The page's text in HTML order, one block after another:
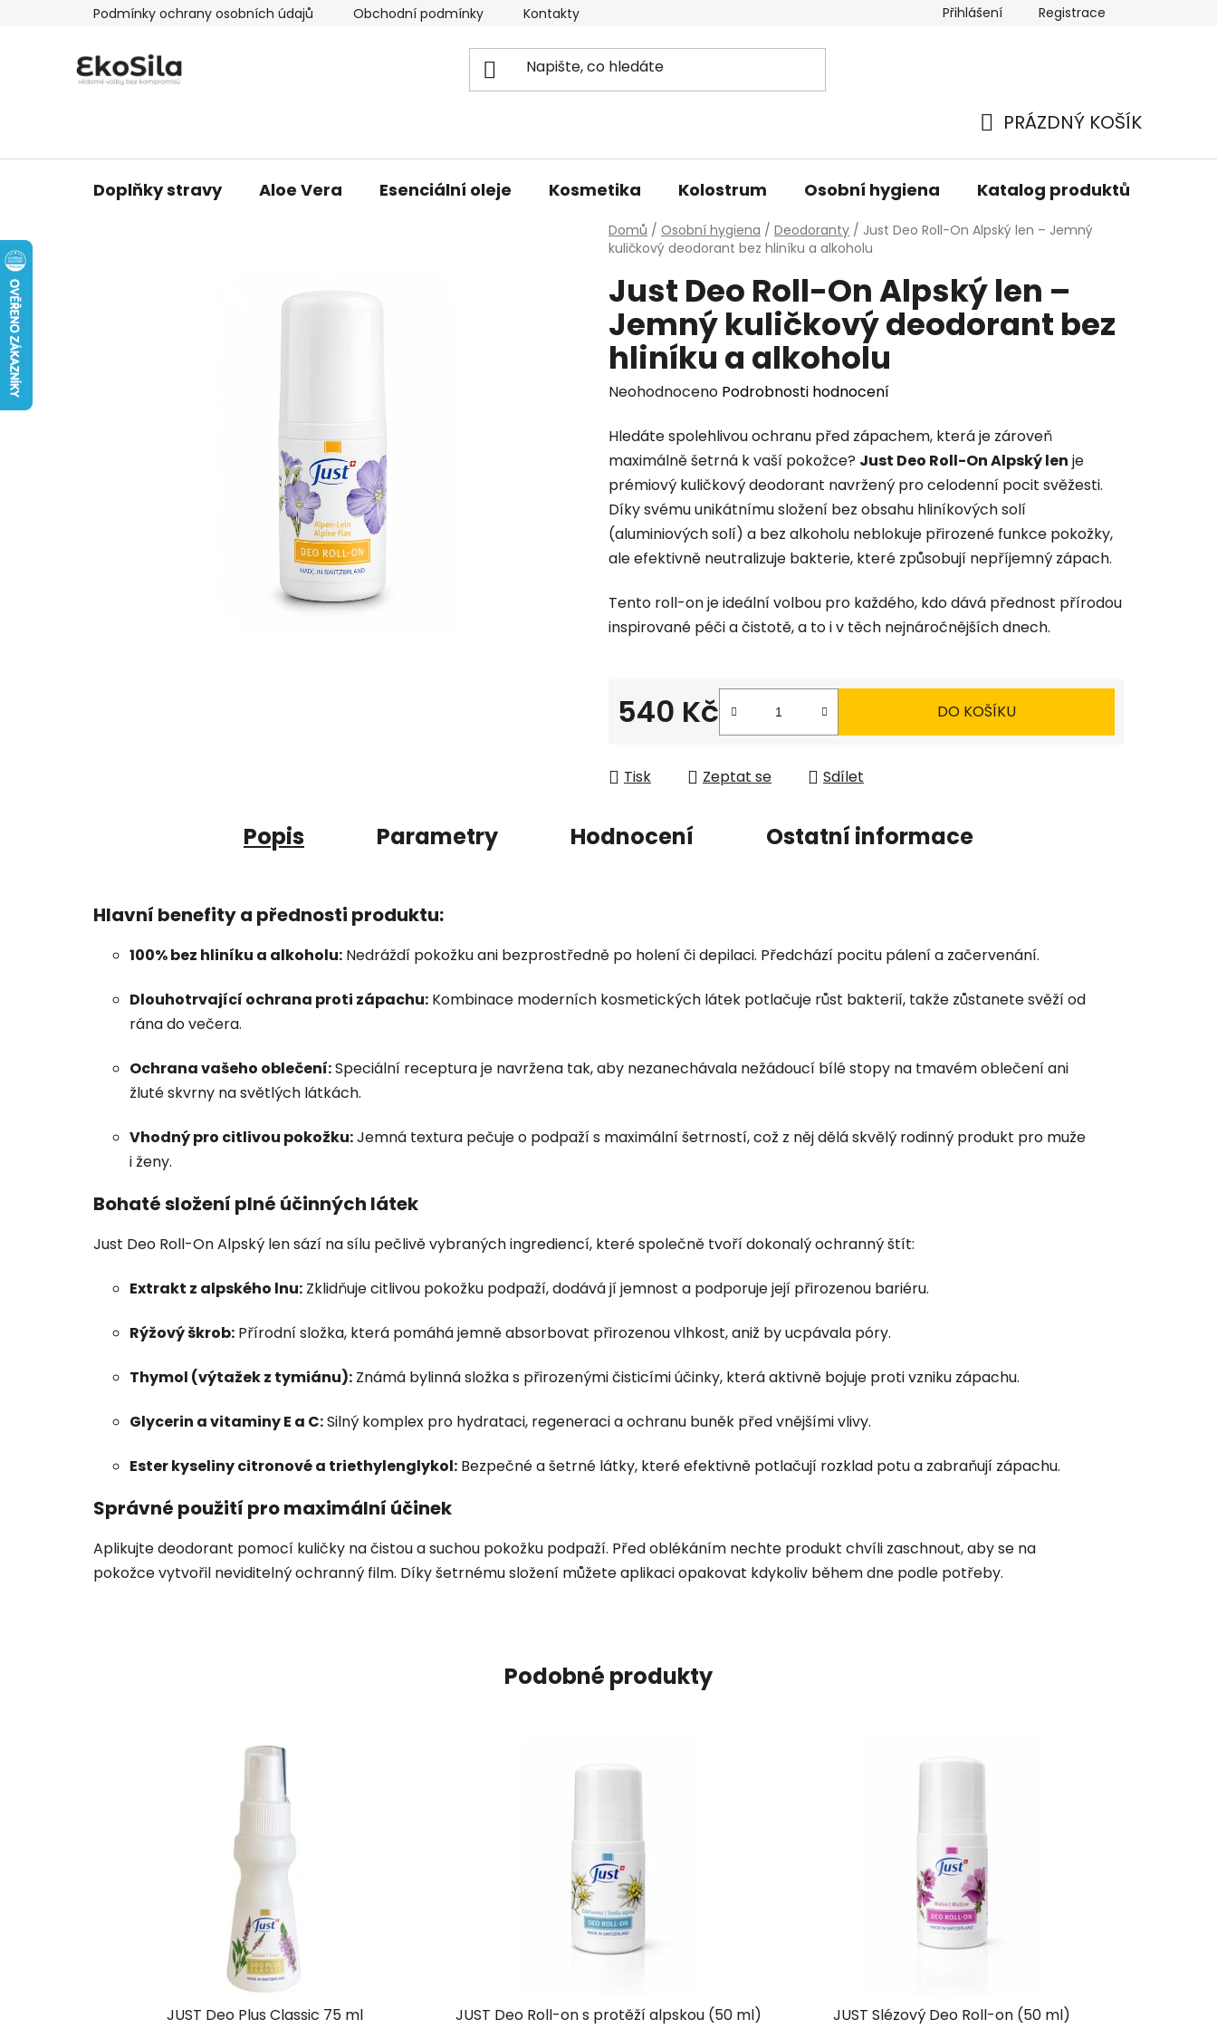
Podmínky ochrany osobních údajů Obchodní podmínky Kontakty Přihlášení Registrace
KOŠÍK
PRÁZDNÝ KOŠÍK
Doplňky stravy Aloe Vera Esenciální oleje Kosmetika Kolostrum Osobní hygiena Katalog produktů
Domů / Osobní hygiena / Deodoranty / Just Deo Roll-On Alpský len – Jemný
kuličkový deodorant bez hliníku a alkoholu
Just Deo Roll-On Alpský len –
Jemný kuličkový deodorant bez
hliníku a alkoholu
Průměrné
produktu
je
0,0
z
5
hvězdiček.
Neohodnoceno Podrobnosti hodnocení
Hledáte spolehlivou ochranu před zápachem, která je zároveň
maximálně šetrná k vaší pokožce? Just Deo Roll-On Alpský len je
prémiový kuličkový deodorant navržený pro celodenní pocit svěžesti.
Díky svému unikátnímu složení bez obsahu hliníkových solí
(aluminiových solí) a bez alkoholu neblokuje přirozené funkce pokožky,
ale efektivně neutralizuje bakterie, které způsobují nepříjemný zápach.
Tento roll-on je ideální volbou pro každého, kdo dává přednost přírodou
inspirované péči a čistotě, a to i v těch nejnáročnějších dnech.
540 Kč DO KOŠÍKU
Tisk Zeptat se Sdílet
Popis Parametry Hodnocení Ostatní informace
Hlavní benefity a přednosti produktu:
100% bez hliníku a alkoholu: Nedráždí pokožku ani bezprostředně po holení či depilaci. Předchází pocitu pálení a začervenání.
Dlouhotrvající ochrana proti zápachu: Kombinace moderních kosmetických látek potlačuje růst bakterií, takže zůstanete svěží od
rána do večera.
Ochrana vašeho oblečení:Speciální receptura je navržena tak, aby nezanechávala nežádoucí bílé stopy na tmavém oblečení ani
žluté skvrny na světlých látkách.
Vhodný pro citlivou pokožku:Jemná textura pečuje o podpaží s maximální šetrností, což z něj dělá skvělý rodinný produkt pro muže
i ženy.
Bohaté složení plné účinných látek
Just Deo Roll-On Alpský len sází na sílu pečlivě vybraných ingrediencí, které společně tvoří dokonalý ochranný štít:
Extrakt z alpského lnu: Zklidňuje citlivou pokožku podpaží, dodává jí jemnost a podporuje její přirozenou bariéru.
Rýžový škrob: Přírodní složka, která pomáhá jemně absorbovat přirozenou vlhkost, aniž by ucpávala póry.
Thymol (výtažek z tymiánu): Známá bylinná složka s přirozenými čisticími účinky, která aktivně bojuje proti vzniku zápachu.
Glycerin a vitaminy E a C:Silný komplex pro hydrataci, regeneraci a ochranu buněk před vnějšími vlivy.
Ester kyseliny citronové a triethylenglykol: Bezpečné a šetrné látky, které efektivně potlačují rozklad potu a zabraňují zápachu.
Správné použití pro maximální účinek
Aplikujte deodorant pomocí kuličky na čistou a suchou pokožku podpaží. Před oblékáním nechte produkt chvíli zaschnout, aby se na
pokožce vytvořil neviditelný ochranný film. Díky šetrnému složení můžete aplikaci opakovat kdykoliv během dne podle potřeby.
Podobné produkty
JUST Deo Plus Classic 75 ml JUST Deo Roll-on s protěží alpskou (50 ml) JUST Slézový Deo Roll-on (50 ml)